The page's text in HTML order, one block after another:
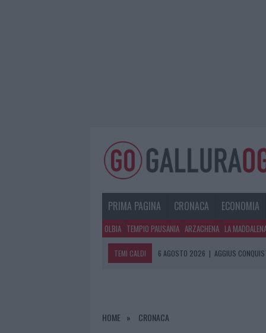
PRIMA PAGINA CRONACA ECONOMIA
OLBIA TEMPIO PAUSANIA ARZACHENA LA
TEMI CALDI 6 AGOSTO 2026 | AGGIUS
6 AGOSTO 2026
|
HOME CRONACA